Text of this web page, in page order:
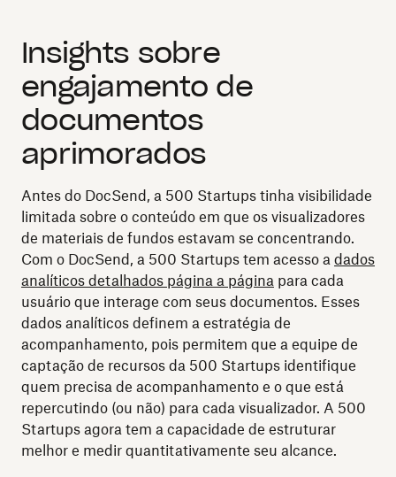
Insights sobre
engajamento de
documentos
aprimorados
Antes do DocSend, a 500 Startups tinha visibilidade
limitada sobre o conteúdo em que os visualizadores
de materiais de fundos estavam se concentrando.
Com o DocSend, a 500 Startups tem acesso a dados
analíticos detalhados página a página para cada
usuário que interage com seus documentos. Esses
dados analíticos definem a estratégia de
acompanhamento, pois permitem que a equipe de
captação de recursos da 500 Startups identifique
quem precisa de acompanhamento e o que está
repercutindo (ou não) para cada visualizador. A 500
Startups agora tem a capacidade de estruturar
melhor e medir quantitativamente seu alcance.